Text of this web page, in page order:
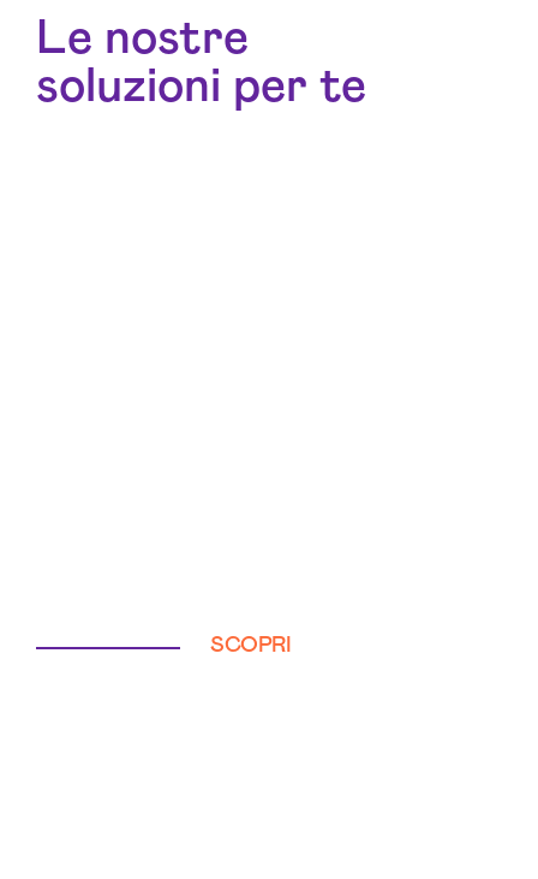
Le nostre
soluzioni per te
SCOPRI